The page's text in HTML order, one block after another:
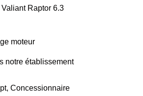
Raptor 6.3
moteur
notre établissement
Concessionnaire